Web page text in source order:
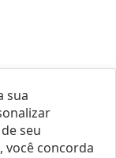
sua
seu
você concorda